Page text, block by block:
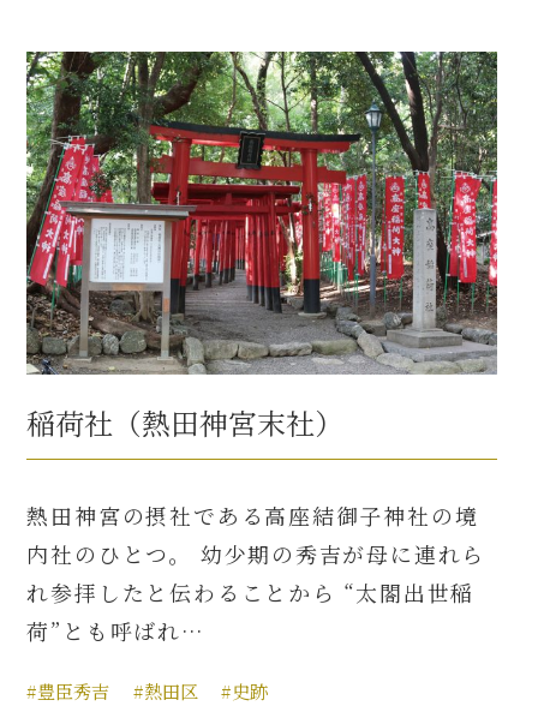
稲荷社（熱田神宮末社）
熱田神宮の摂社である高座結御子神社の境
内社のひとつ。 幼少期の秀吉が母に連れら
れ参拝したと伝わることから “太閤出世稲
荷”とも呼ばれ…
#豊臣秀吉 #熱田区 #史跡